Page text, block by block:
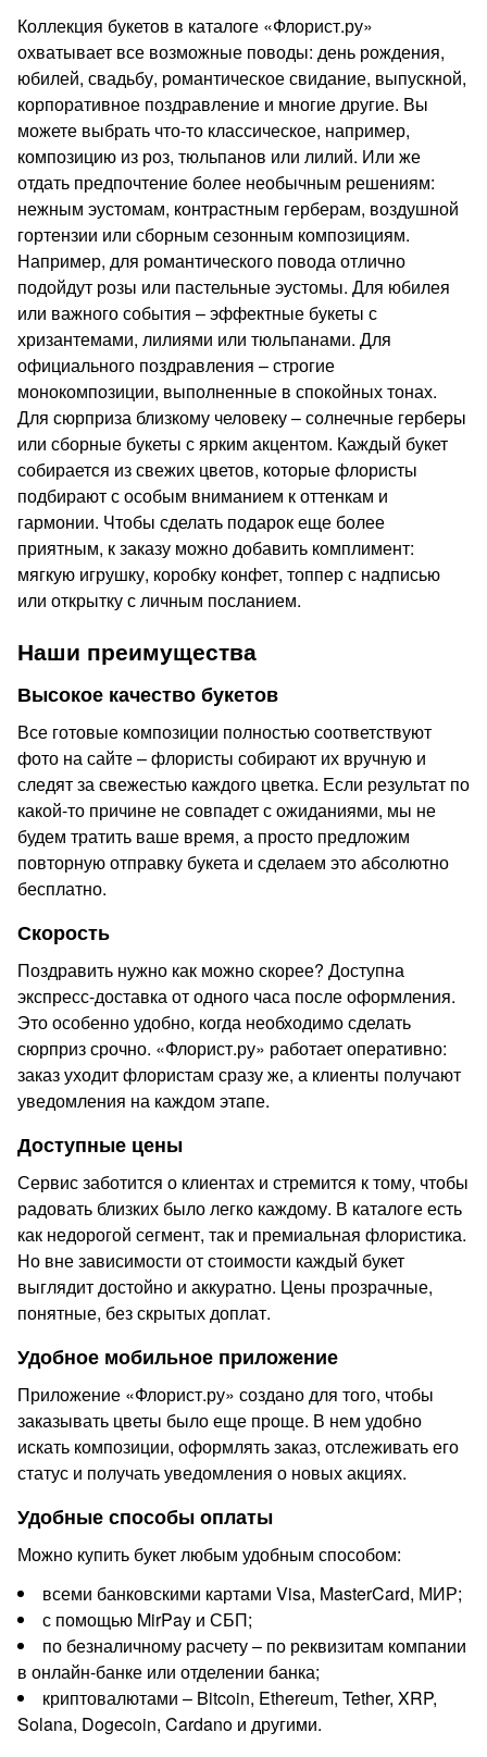
Коллекция букетов в каталоге «Флорист.ру»
охватывает все возможные поводы: день рождения,
юбилей, свадьбу, романтическое свидание, выпускной,
корпоративное поздравление и многие другие. Вы
можете выбрать что-то классическое, например,
композицию из роз, тюльпанов или лилий. Или же
отдать предпочтение более необычным решениям:
нежным эустомам, контрастным герберам, воздушной
гортензии или сборным сезонным композициям.
Например, для романтического повода отлично
подойдут розы или пастельные эустомы. Для юбилея
или важного события – эффектные букеты с
хризантемами, лилиями или тюльпанами. Для
официального поздравления – строгие
монокомпозиции, выполненные в спокойных тонах.
Для сюрприза близкому человеку – солнечные герберы
или сборные букеты с ярким акцентом. Каждый букет
собирается из свежих цветов, которые флористы
подбирают с особым вниманием к оттенкам и
гармонии. Чтобы сделать подарок еще более
приятным, к заказу можно добавить комплимент:
мягкую игрушку, коробку конфет, топпер с надписью
или открытку с личным посланием.
Наши преимущества
Высокое качество букетов
Все готовые композиции полностью соответствуют
фото на сайте – флористы собирают их вручную и
следят за свежестью каждого цветка. Если результат по
какой-то причине не совпадет с ожиданиями, мы не
будем тратить ваше время, а просто предложим
повторную отправку букета и сделаем это абсолютно
бесплатно.
Скорость
Поздравить нужно как можно скорее? Доступна
экспресс-доставка от одного часа после оформления.
Это особенно удобно, когда необходимо сделать
сюрприз срочно. «Флорист.ру» работает оперативно:
заказ уходит флористам сразу же, а клиенты получают
уведомления на каждом этапе.
Доступные цены
Сервис заботится о клиентах и стремится к тому, чтобы
радовать близких было легко каждому. В каталоге есть
как недорогой сегмент, так и премиальная флористика.
Но вне зависимости от стоимости каждый букет
выглядит достойно и аккуратно. Цены прозрачные,
понятные, без скрытых доплат.
Удобное мобильное приложение
Приложение «Флорист.ру» создано для того, чтобы
заказывать цветы было еще проще. В нем удобно
искать композиции, оформлять заказ, отслеживать его
статус и получать уведомления о новых акциях.
Удобные способы оплаты
Можно купить букет любым удобным способом:
всеми банковскими картами Visa, MasterCard, МИР;
с помощью MirPay и СБП;
по безналичному расчету – по реквизитам компании
в онлайн-банке или отделении банка;
криптовалютами – Bitcoin, Ethereum, Tether, XRP,
Solana, Dogecoin, Cardano и другими.